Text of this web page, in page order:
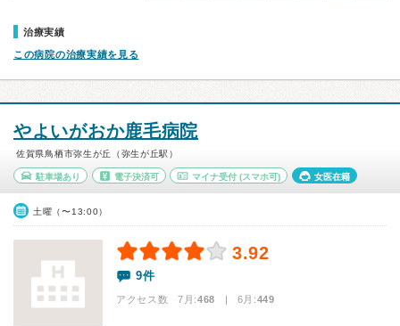
治療実績
この病院の治療実績を見る
やよいがおか鹿毛病院
佐賀県鳥栖市弥生が丘（弥生が丘駅）
駐車場あり 電子決済可 マイナ受付 (スマホ可) 女医在籍
土曜（〜13:00）
3.92
9件
アクセス数 7月:468 | 6月:449